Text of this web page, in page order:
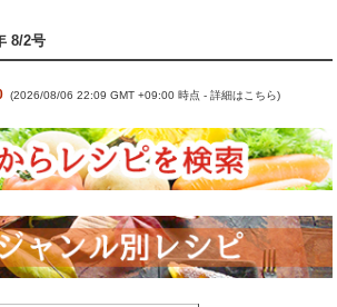
8/2号
(2026/08/06 22:09 GMT +09:00 時点 -詳細はこちら)